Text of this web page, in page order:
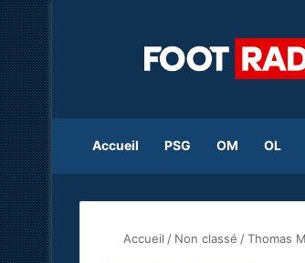
Accueil PSG OM OL
Accueil / Non classé /Thomas